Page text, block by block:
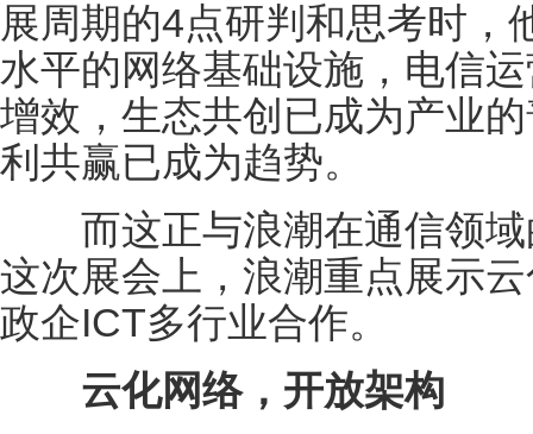
展周期的4点研判和思考时，
水平的网络基础设施，电信
增效，生态共创已成为产业
利共赢已成为趋势。
而这正与浪潮在通信领域
这次展会上，浪潮重点展示
政企ICT多行业合作。
云化网络，开放架构